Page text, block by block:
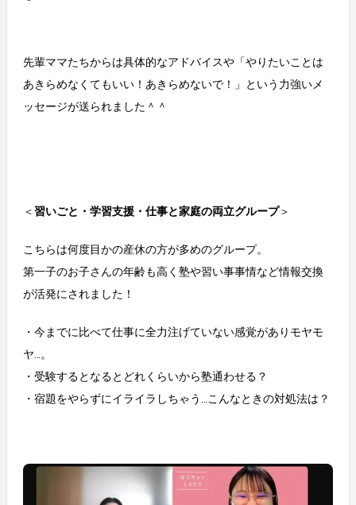
先輩ママたちからは具体的なアドバイスや「やりたいことは
あきらめなくてもいい！あきらめないで！」という力強いメ
ッセージが送られました＾＾
＜習いごと・学習支援・仕事と家庭の両立グループ＞
こちらは何度目かの産休の方が多めのグループ。
第一子のお子さんの年齢も高く塾や習い事事情など情報交換
が活発にされました！
・今までに比べて仕事に全力注げていない感覚がありモヤモ
ヤ…。
・受験するとなるとどれくらいから塾通わせる？
・宿題をやらずにイライラしちゃう…こんなときの対処法は？